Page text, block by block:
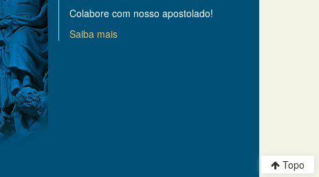
Topo
Colabore com nosso apostolado!
Saiba mais